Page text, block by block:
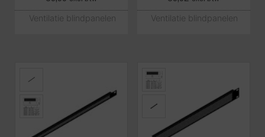
Ventilatie blindpanelen Ventilatie blindpanelen